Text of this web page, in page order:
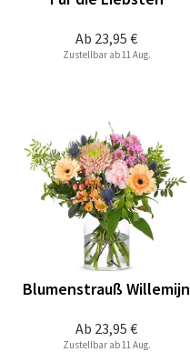
Ab 23,95 €
Zustellbar ab 11 Aug.
Ab 23,95 €
Blumenstrauß Willemijn
Zustellbar ab 11 Aug.